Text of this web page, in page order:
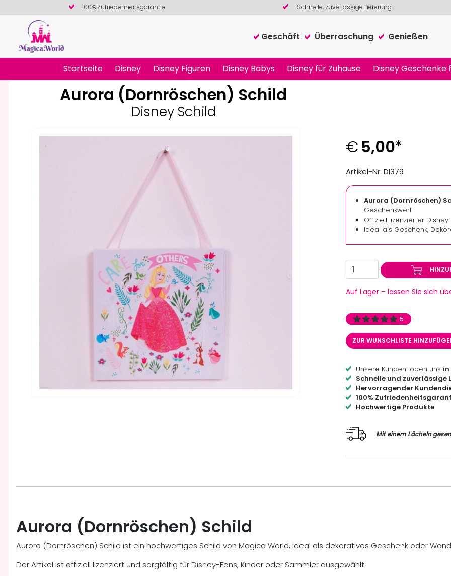
100% Zufriedenheitsgarantie Schnelle, zuverlässige Lieferung
Geschäft Überraschung Genießen
Startseite Disney Disney Figuren Disney Babys Disney für Zuhause Disney Geschenke
Aurora (Dornröschen) Schild
Disney Schild
€5,00*
Artikel-Nr. DI379
Aurora (Dornröschen)
Geschenkwert.
Offiziell lizenzierter
Ideal als Geschenk,
Auf Lager – lassen Sie sich
5
ZUR WUNSCHLISTE
Unsere Kunden loben uns
Schnelle und zuverlässige
Hervorragender
100%
Hochwertige Produkte
Mit einem Lächeln
Aurora (Dornröschen) Schild
Aurora (Dornröschen) Schild ist ein hochwertiges Schild von Magica World, ideal als dekoratives Geschenk oder
Der Artikel ist offiziell lizenziert und sorgfältig für Disney-Fans, Kinder oder Sammler ausgewählt.